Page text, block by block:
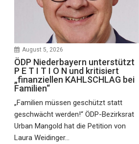
August 5, 2026
ÖDP Niederbayern unterstützt
P E T I T I O N und kritisiert
„finanziellen KAHLSCHLAG bei
Familien“
„Familien müssen geschützt statt
geschwächt werden!“ ÖDP-Bezirksrat
Urban Mangold hat die Petition von
Laura Weidinger...